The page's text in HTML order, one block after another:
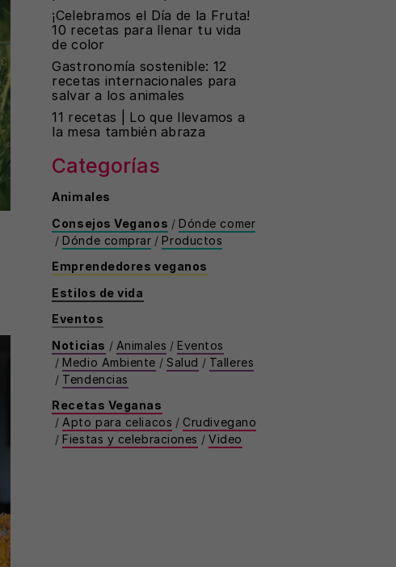
¡Celebramos el Día de la Fruta!
10 recetas para llenar tu vida
de color
Gastronomía sostenible: 12
recetas internacionales para
salvar a los animales
11 recetas | Lo que llevamos a
la mesa también abraza
Categorías
Animales
Consejos Veganos / Dónde comer
/ Dónde comprar / Productos
Emprendedores veganos
Estilos de vida
Eventos
Noticias / Animales / Eventos
/ Medio Ambiente / Salud / Talleres
/ Tendencias
Recetas Veganas
/ Apto para celiacos / Crudivegano
/ Fiestas y celebraciones / Video